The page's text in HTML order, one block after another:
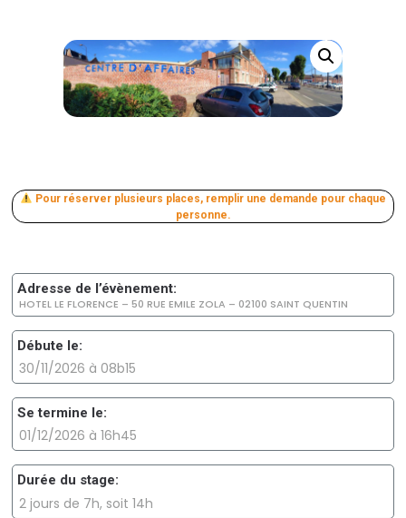
Pour réserver plusieurs places, remplir une demande pour chaque
personne.
Adresse de l’évènement:
HOTEL LE FLORENCE – 50 RUE EMILE ZOLA – 02100 SAINT QUENTIN
Débute le:
30/11/2026 à 08b15
Se termine le:
01/12/2026 à 16h45
Durée du stage:
2 jours de 7h, soit 14h